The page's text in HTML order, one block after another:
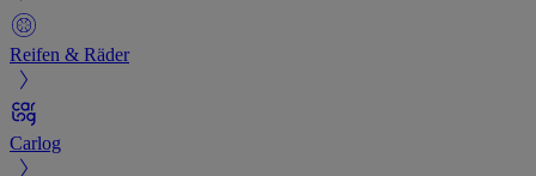
Reifen & Räder
Carlog